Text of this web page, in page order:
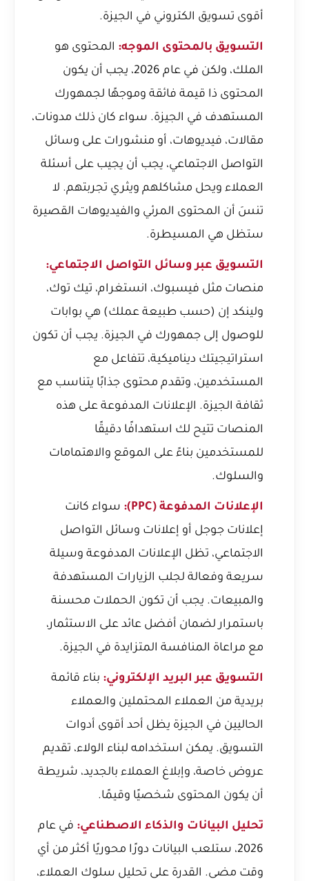
أقوى تسويق الكتروني في الجيزة.
التسويق بالمحتوى الموجه: المحتوى هو
الملك، ولكن في عام 2026، يجب أن يكون
المحتوى ذا قيمة فائقة وموجهًا لجمهورك
المستهدف في الجيزة. سواء كان ذلك مدونات،
مقالات، فيديوهات، أو منشورات على وسائل
التواصل الاجتماعي، يجب أن يجيب على أسئلة
العملاء ويحل مشاكلهم ويثري تجربتهم. لا
تنسَ أن المحتوى المرئي والفيديوهات القصيرة
ستظل هي المسيطرة.
التسويق عبر وسائل التواصل الاجتماعي:
منصات مثل فيسبوك، انستغرام، تيك توك،
ولينكد إن (حسب طبيعة عملك) هي بوابات
للوصول إلى جمهورك في الجيزة. يجب أن تكون
استراتيجيتك ديناميكية، تتفاعل مع
المستخدمين، وتقدم محتوى جذابًا يتناسب مع
ثقافة الجيزة. الإعلانات المدفوعة على هذه
المنصات تتيح لك استهدافًا دقيقًا
للمستخدمين بناءً على الموقع والاهتمامات
والسلوك.
الإعلانات المدفوعة (PPC):
سواء كانت
إعلانات جوجل أو إعلانات وسائل التواصل
الاجتماعي، تظل الإعلانات المدفوعة وسيلة
سريعة وفعالة لجلب الزيارات المستهدفة
والمبيعات. يجب أن تكون الحملات محسنة
باستمرار لضمان أفضل عائد على الاستثمار،
مع مراعاة المنافسة المتزايدة في الجيزة.
التسويق عبر البريد الإلكتروني: بناء قائمة
بريدية من العملاء المحتملين والعملاء
الحاليين في الجيزة يظل أحد أقوى أدوات
التسويق. يمكن استخدامه لبناء الولاء، تقديم
عروض خاصة، وإبلاغ العملاء بالجديد، شريطة
أن يكون المحتوى شخصيًا وقيمًا.
تحليل البيانات والذكاء الاصطناعي: في عام
2026، ستلعب البيانات دورًا محوريًا أكثر من أي
وقت مضى. القدرة على تحليل سلوك العملاء،